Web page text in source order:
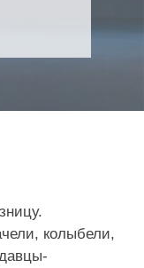
колыбели,